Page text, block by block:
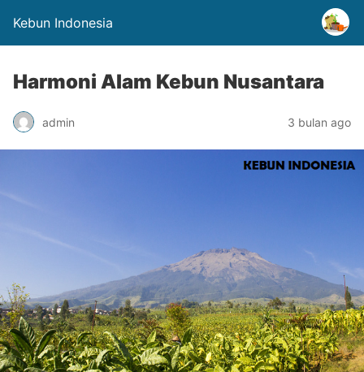
Kebun Indonesia
Harmoni Alam Kebun Nusantara
admin 3 bulan ago